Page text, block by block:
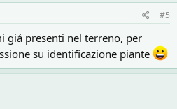
#5
giá presenti nel terreno, per
su identificazione piante